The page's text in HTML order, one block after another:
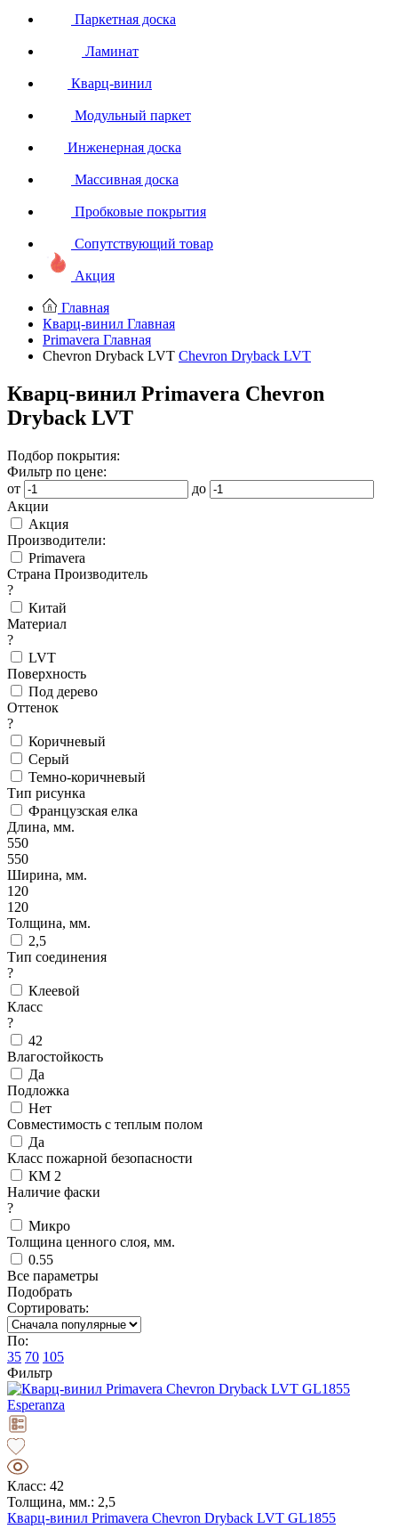
Паркетная доска
Ламинат
Кварц-винил
Модульный паркет
Инженерная доска
Массивная доска
Пробковые покрытия
Сопутствующий товар
Акция
Главная
Кварц-винил Главная
Primavera Главная
Chevron Dryback LVT Chevron Dryback LVT
Кварц-винил Primavera Chevron
Dryback LVT
Подбор покрытия:
Фильтр по цене:
от
до
Акции
Акция
Производители:
Primavera
Страна Производитель
?
Китай
Материал
?
LVT
Поверхность
Под дерево
Оттенок
?
Коричневый
Серый
Темно-коричневый
Тип рисунка
Французская елка
Длина, мм.
550
550
Ширина, мм.
120
120
Толщина, мм.
2,5
Тип соединения
?
Клеевой
Класс
?
42
Влагостойкость
Да
Подложка
Нет
Совместимость с теплым полом
Да
Класс пожарной безопасности
КМ 2
Наличие фаски
?
Микро
Толщина ценного слоя, мм.
0.55
Все параметры
Подобрать
Сортировать:
По:
35 70 105
Фильтр
Класс: 42
Толщина, мм.: 2,5
Кварц-винил Primavera Chevron Dryback LVT GL1855